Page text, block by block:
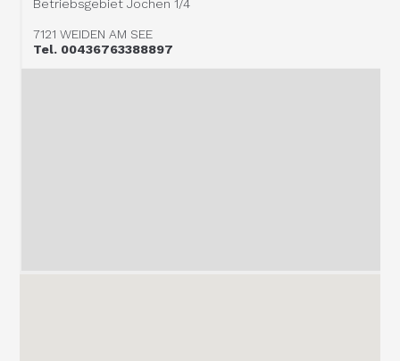
Betriebsgebiet Jochen 1/4
7121 WEIDEN AM SEE
Tel. 00436763388897